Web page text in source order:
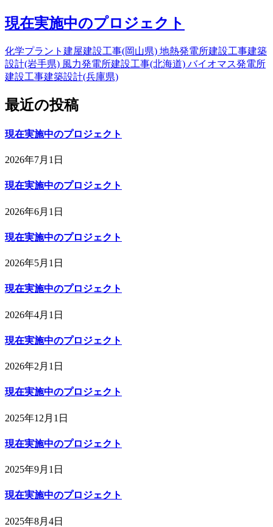
現在実施中のプロジェクト
化学プラント建屋建設工事(岡山県) 地熱発電所建設工事建築
設計(岩手県) 風力発電所建設工事(北海道) バイオマス発電所
建設工事建築設計(兵庫県)
最近の投稿
現在実施中のプロジェクト
2026年7月1日
現在実施中のプロジェクト
2026年6月1日
現在実施中のプロジェクト
2026年5月1日
現在実施中のプロジェクト
2026年4月1日
現在実施中のプロジェクト
2026年2月1日
現在実施中のプロジェクト
2025年12月1日
現在実施中のプロジェクト
2025年9月1日
現在実施中のプロジェクト
2025年8月4日